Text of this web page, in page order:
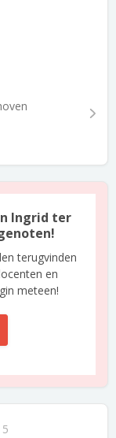
Ingrid ter
terugvinden
en
meteen!
5